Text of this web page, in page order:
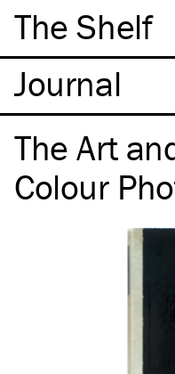
The Shelf
The Art
Colour